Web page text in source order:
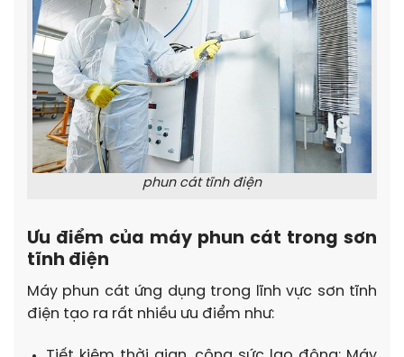
phun cát tĩnh điện
Ưu điểm của máy phun cát trong sơn
tĩnh điện
Máy phun cát ứng dụng trong lĩnh vực sơn tĩnh
điện tạo ra rất nhiều ưu điểm như: